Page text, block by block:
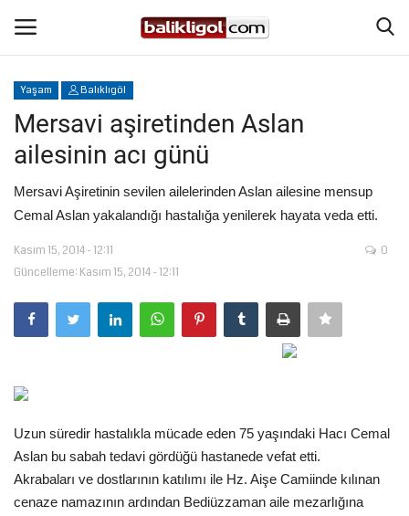
Giriş Yap
Anasayfa
Köşe Yazıları
Magazin
Şanlıurfa
Spor
Gündem
Tekno Bilim
Yaşam Balıklıgöl
Mersavi aşiretinden Aslan
ailesinin acı günü
Mersavi Aşiretinin sevilen ailelerinden Aslan ailesine mensup
Cemal Aslan yakalandığı hastalığa yenilerek hayata veda etti.
Kasım 15, 2014 - 12:11
Güncelleme: Kasım 15, 2014 - 12:11
0
Uzun süredir hastalıkla mücade eden 75 yaşındaki Hacı Cemal
Aslan bu sabah tedavi gördüğü hastanede vefat etti.
Akrabaları ve dostlarının katılımı ile Hz. Aişe Camiinde kılınan
cenaze namazının ardından Bediüzzaman aile mezarlığına